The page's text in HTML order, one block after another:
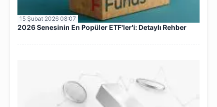
15 Şubat 2026 08:07
2026 Senesinin En Popüler ETF'ler'i: Detaylı Rehber